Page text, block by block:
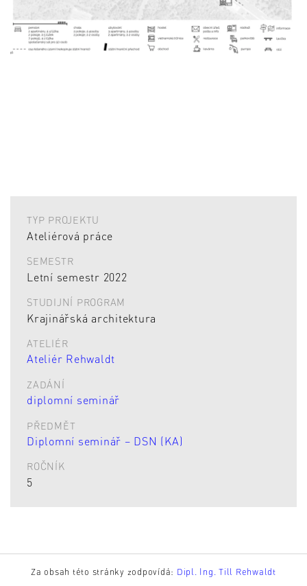
TYP PROJEKTU
Ateliérová práce
SEMESTR
Letní semestr 2022
STUDIJNÍ PROGRAM
Krajinářská architektura
ATELIÉR
Ateliér Rehwaldt
ZADÁNÍ
diplomní seminář
PŘEDMĚT
Diplomní seminář – DSN (KA)
ROČNÍK
5
Za obsah této stránky zodpovídá: Dipl. Ing. Till Rehwaldt